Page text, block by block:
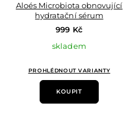
Aloés Microbiota obnovující
hydratační sérum
999 Kč
skladem
PROHLÉDNOUT VARIANTY
KOUPIT